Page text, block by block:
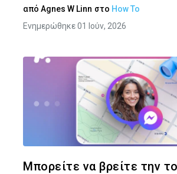
από Agnes W Linn στο How To
Ενημερώθηκε 01 Ιούν, 2026
Μπορείτε να βρείτε την